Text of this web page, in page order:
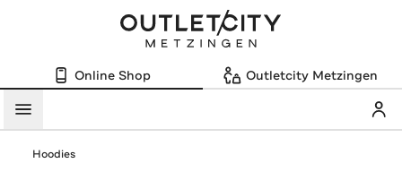
Online Shop Outletcity Metzingen
Menü
Hoodies